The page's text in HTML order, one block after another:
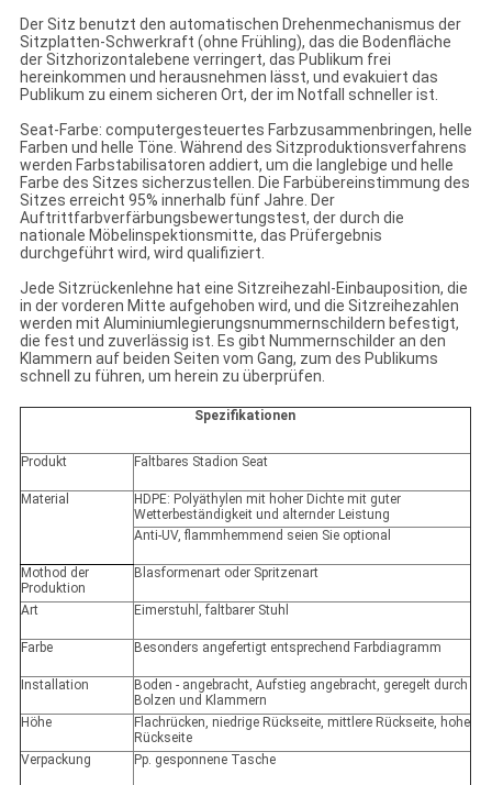
Der Sitz benutzt den automatischen Drehenmechanismus der
Sitzplatten-Schwerkraft (ohne Frühling), das die Bodenfläche
der Sitzhorizontalebene verringert, das Publikum frei
hereinkommen und herausnehmen lässt, und evakuiert das
Publikum zu einem sicheren Ort, der im Notfall schneller ist.
Seat-Farbe: computergesteuertes Farbzusammenbringen, helle
Farben und helle Töne. Während des Sitzproduktionsverfahrens
werden Farbstabilisatoren addiert, um die langlebige und helle
Farbe des Sitzes sicherzustellen. Die Farbübereinstimmung des
Sitzes erreicht 95% innerhalb fünf Jahre. Der
Auftrittfarbverfärbungsbewertungstest, der durch die
nationale Möbelinspektionsmitte, das Prüfergebnis
durchgeführt wird, wird qualifiziert.
Jede Sitzrückenlehne hat eine Sitzreihezahl-Einbauposition, die
in der vorderen Mitte aufgehoben wird, und die Sitzreihezahlen
werden mit Aluminiumlegierungsnummernschildern befestigt,
die fest und zuverlässig ist. Es gibt Nummernschilder an den
Klammern auf beiden Seiten vom Gang, zum des Publikums
schnell zu führen, um herein zu überprüfen.
Spezifikationen
Produkt Faltbares Stadion Seat
Material
HDPE: Polyäthylen mit hoher Dichte mit guter
Wetterbeständigkeit und alternder Leistung
Anti-UV, flammhemmend seien Sie optional
Mothod der
Produktion
Blasformenart oder Spritzenart
Art Eimerstuhl, faltbarer Stuhl
Farbe Besonders angefertigt entsprechend Farbdiagramm
Installation
Boden - angebracht, Aufstieg angebracht, geregelt durch
Bolzen und Klammern
Höhe
Flachrücken, niedrige Rückseite, mittlere Rückseite, hohe
Rückseite
Verpackung
Pp. gesponnene Tasche